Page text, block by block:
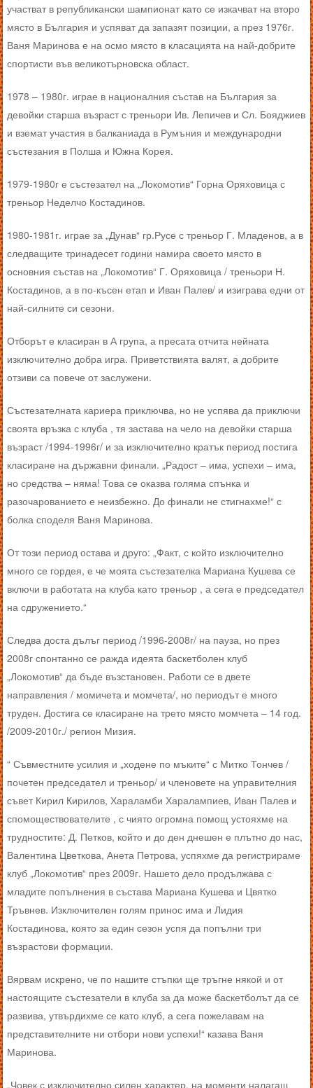
участват в републикански шампионат като се изкачват на второ
място в България и успяват да запазят позиции, а през 1976г.
Ваня Маринова е на осмо място в класацията на най-добрите
спортисти във великотърновска област.
1978 – 1980г. играе в националния състав на България за
девойки старша възраст с треньори Ив. Лепичев и Сл. Бояджиев
и вземат участия в балканиада в Румъния и международни
състезания в Полша и Южна Корея.
1979-1980г е състезател на „Локомотив“ Горна Оряховица с
треньор Неделчо Костадинов.
1980-1981г. играе за „Дунав“ гр.Русе с треньор Г. Младенов, а в
следващите тринадесет години намира своето място в
основния състав на „Локомотив“ Г. Оряховица / треньори Н.
Костадинов, а в по-късен етап и Иван Палев/ и изиграва едни от
най-силните си сезони.
Отборът е класиран в А група, а пресата отчита нейната
изключително добра игра. Приветствията валят, а добрите
отзиви са повече от заслужени.
Състезателната кариера приключва, но не успява да приключи
своята връзка с клуба , тя застава на чело на девойки старша
възраст /1994-1996г/ и за изключително кратък период постига
класиране на държавни финали. „Радост – има, успехи – има,
но средства – няма! Това се оказва голяма спънка и
разочарованието е неизбежно. До финали не стигнахме!“ с
болка споделя Ваня Маринова.
От този период остава и друго: „Факт, с който изключително
много се гордея, е че моята състезателка Мариана Кушева се
включи в работата на клуба като треньор , а сега е председател
на сдружението.“
Следва доста дълъг период /1996-2008г/ на пауза, но през
2008г спонтанно се ражда идеята баскетболен клуб
„Локомотив“ да бъде възстановен. Работи се в двете
направления / момичета и момчета/, но периодът е много
труден. Достига се класиране на трето място момчета – 14 год.
/2009-2010г./ регион Мизия.
“ Съвместните усилия и „ходене по мъките“ с Митко Тончев /
почетен председател и треньор/ и членовете на управителния
съвет Кирил Кирилов, Хараламби Харалампиев, Иван Палев и
спомоществователите , с чиято огромна помощ устояхме на
трудностите: Д. Петков, който и до ден днешен е плътно до нас,
Валентина Цветкова, Анета Петрова, успяхме да регистрираме
клуб „Локомотив“ през 2009г. Нашето дело продължава с
младите попълнения в състава Мариана Кушева и Цвятко
Тръвнев. Изключителен голям принос има и Лидия
Костадинова, която за един сезон успя да попълни три
възрастови формации.
Вярвам искрено, че по нашите стъпки ще тръгне някой и от
настоящите състезатели в клуба за да може баскетболът да се
развива, утвърдихме се като клуб, а сега пожелавам на
представителните ни отбори нови успехи!“ казава Ваня
Маринова.
„Човек с изключително силен характер, на моменти налагащ